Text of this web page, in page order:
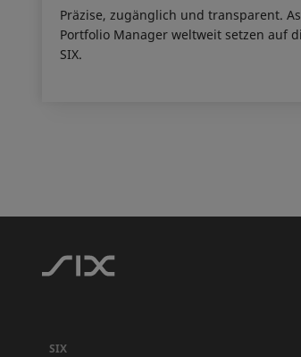
Präzise, zugänglich und transparent.
Portfolio Manager weltweit setzen auf
SIX.
SIX